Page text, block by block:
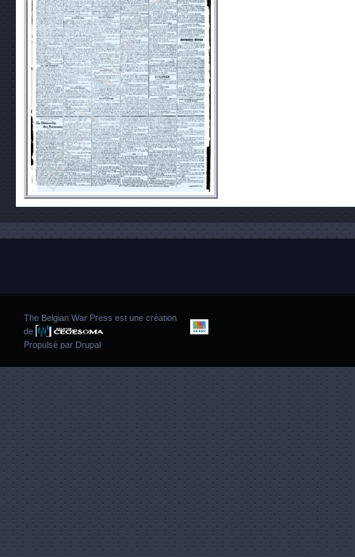
The Belgian War Press est une création
de
Propulsé par Drupal